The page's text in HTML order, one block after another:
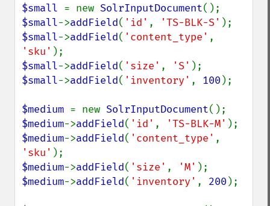
$small = new SolrInputDocument
$small->addField( 'id' , 'TS-BLK-S'
$small->addField( 'content_type'
'sku'
$small->addField( 'size' , 'S'
$small->addField( 'inventory' , 100 );
$medium = new SolrInputDocument
$medium->addField( 'id' , 'TS-BLK-M'
$medium->addField( 'content_type'
'sku'
$medium->addField( 'size' , 'M'
$medium->addField( 'inventory' , 200 );